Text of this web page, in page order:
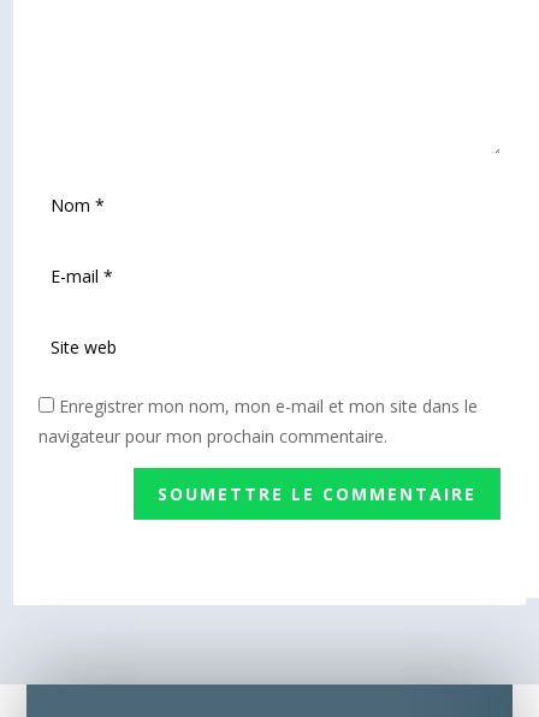
Enregistrer mon nom, mon e-mail et mon site dans le
navigateur pour mon prochain commentaire.
SOUMETTRE LE COMMENTAIRE